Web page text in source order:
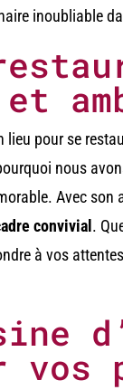
inoubliable
lieu pour se
nous
Avec son
convivial.
à vos
vos